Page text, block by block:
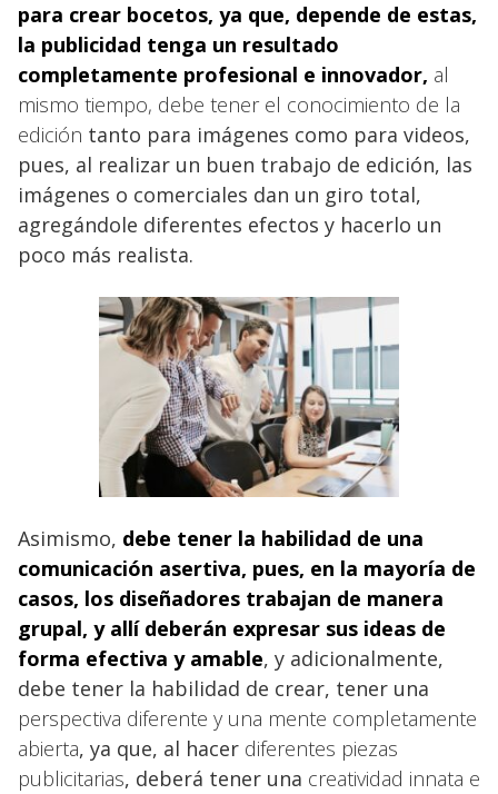
para crear bocetos, ya que, depende de estas,
la publicidad tenga un resultado
completamente profesional e innovador, al
mismo tiempo, debe tener el conocimiento de la
edición tanto para imágenes como para videos,
pues, al realizar un buen trabajo de edición, las
imágenes o comerciales dan un giro total,
agregándole diferentes efectos y hacerlo un
poco más realista.
Asimismo, debe tener la habilidad de una
comunicación asertiva, pues, en la mayoría de
casos, los diseñadores trabajan de manera
grupal, y allí deberán expresar sus ideas de
forma efectiva y amable, y adicionalmente,
debe tener la habilidad de crear, tener una
perspectiva diferente y una mente completamente
abierta, ya que, al hacer diferentes piezas
publicitarias, deberá tener una creatividad innata e